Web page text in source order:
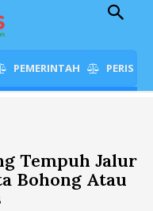
PEMERINTAH
Tempuh Jalur
Bohong Atau